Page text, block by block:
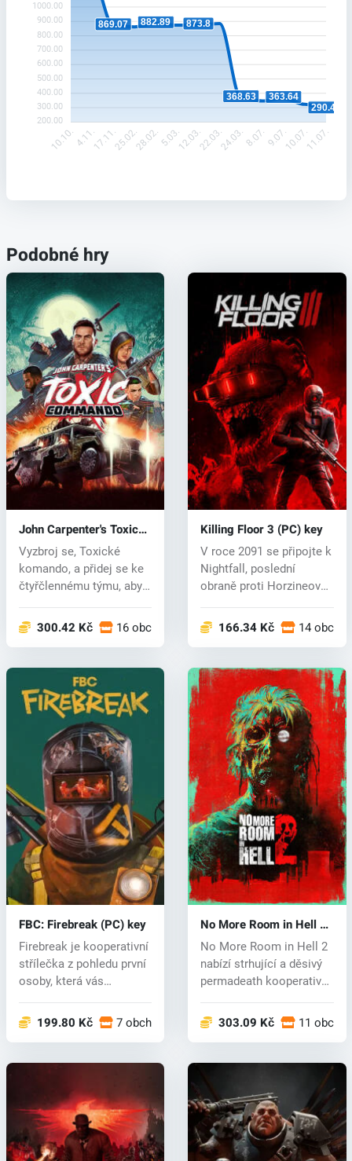
1000.00
900.00
800.00
700.00
600.00
500.00
400.00
300.00
200.00
869.07 882.89 873.8
368.63
363.64
290.42
10.10. 4.11.17.11.25.02.28.02.5.03.12.03.22.03.24.03.8.07.9.07.10.07.11.07.
Podobné hry
John Carpenter's Toxic
Commando (PC) key
Vyzbroj se, Toxické
komando, a přidej se ke
čtyřčlennému týmu, abys
300.42 Kč 16 obchodech
Killing Floor 3 (PC) key
V roce 2091 se připojte k
Nightfall, poslední
obraně proti Horzineově
166.34 Kč 14
FBC: Firebreak (PC) key
Firebreak je kooperativní
střílečka z pohledu první
osoby, která vás
199.80 Kč 7 obchodech
No More Room in Hell 2
(PC) key
No More Room in Hell 2
nabízí strhující a děsivý
permadeath kooperativní
303.09 Kč 11